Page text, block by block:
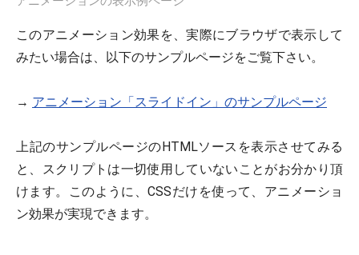
このアニメーション効果を、実際にブラウザで表示して
みたい場合は、以下のサンプルページをご覧下さい。
→ アニメーション「スライドイン」のサンプルページ
上記のサンプルページのHTMLソースを表示させてみる
と、スクリプトは一切使用していないことがお分かり頂
けます。このように、CSSだけを使って、アニメーショ
ン効果が実現できます。